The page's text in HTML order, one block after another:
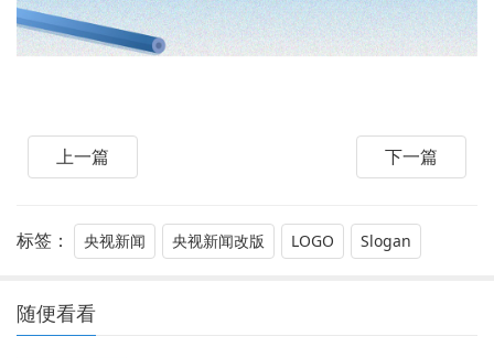
上一篇 下一篇
标签： 央视新闻 央视新闻改版 LOGO Slogan
随便看看